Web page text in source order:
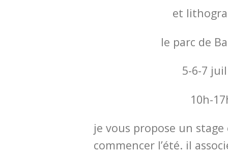
et
le parc de
5-6-7
10h-
je vous propose un
commencer l’été. il